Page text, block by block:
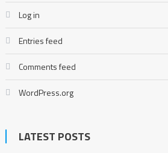
Log in
Entries feed
Comments feed
WordPress.org
LATEST POSTS